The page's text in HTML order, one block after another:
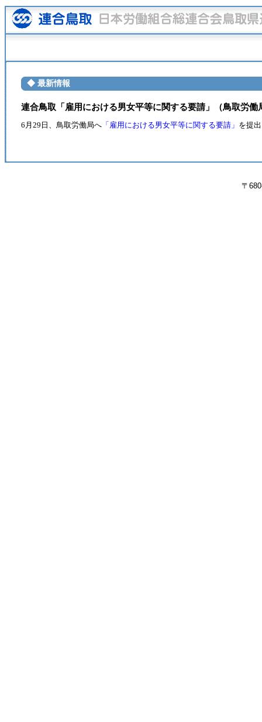
◆ 最新情報
連合鳥取「雇用における男女平等に関する要請」（鳥取労働
6月29日、鳥取労働局へ 「雇用における男女平等に関する要請」 を提
〒